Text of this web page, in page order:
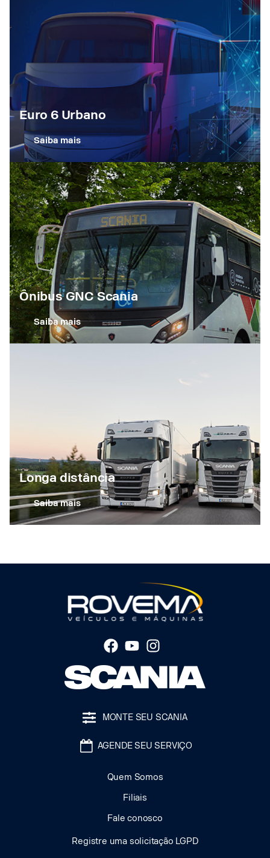
Euro 6 Urbano
Saiba mais
Ônibus GNC Scania
Saiba mais
Longa distância
Saiba mais
MONTE SEU SCANIA
AGENDE SEU SERVIÇO
Quem Somos
Filiais
Fale conosco
Registre uma solicitação LGPD